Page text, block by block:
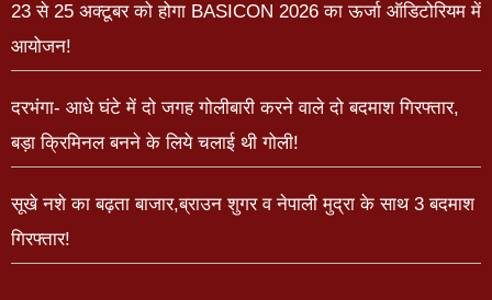
23 से 25 अक्टूबर को होगा BASICON 2026 का ऊर्जा ऑडिटोरियम में
आयोजन!
दरभंगा- आधे घंटे में दो जगह गोलीबारी करने वाले दो बदमाश गिरफ्तार,
बड़ा क्रिमिनल बनने के लिये चलाई थी गोली!
सूखे नशे का बढ़ता बाजार,ब्राउन शुगर व नेपाली मुद्रा के साथ 3 बदमाश
गिरफ्तार!